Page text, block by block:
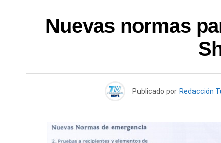
Nuevas normas
Publicado por Redacción